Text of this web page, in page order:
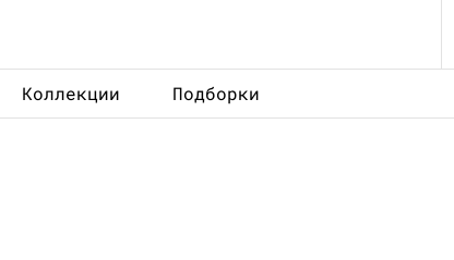
Коллекции Подборки